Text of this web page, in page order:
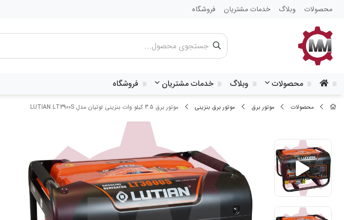
محصولات وبلاگ خدمات مشتریان فروشگاه
محصولات وبلاگ خدمات مشتریان فروشگاه
محصولات موتور برق موتور برق بنزینی موتور برق 3.5 کیلو وات بنزینی لوتیان مدل LUTIAN LT3900S